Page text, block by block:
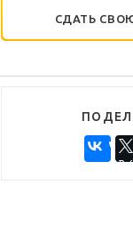
СДАТЬ